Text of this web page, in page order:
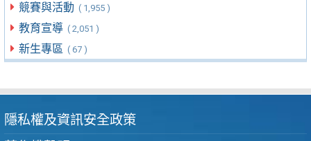
競賽與活動 ( 1,955 )
教育宣導 ( 2,051 )
新生專區 ( 67 )
隱私權及資訊安全政策